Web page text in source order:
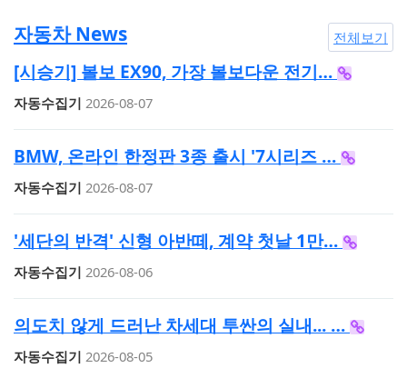
자동차 News
[시승기] 볼보 EX90, 가장 볼보다운 전기…
자동수집기 2026-08-07
BMW, 온라인 한정판 3종 출시 '7시리즈 …
자동수집기 2026-08-07
'세단의 반격' 신형 아반떼, 계약 첫날 1만…
자동수집기 2026-08-06
의도치 않게 드러난 차세대 투싼의 실내... …
자동수집기 2026-08-05
전체보기